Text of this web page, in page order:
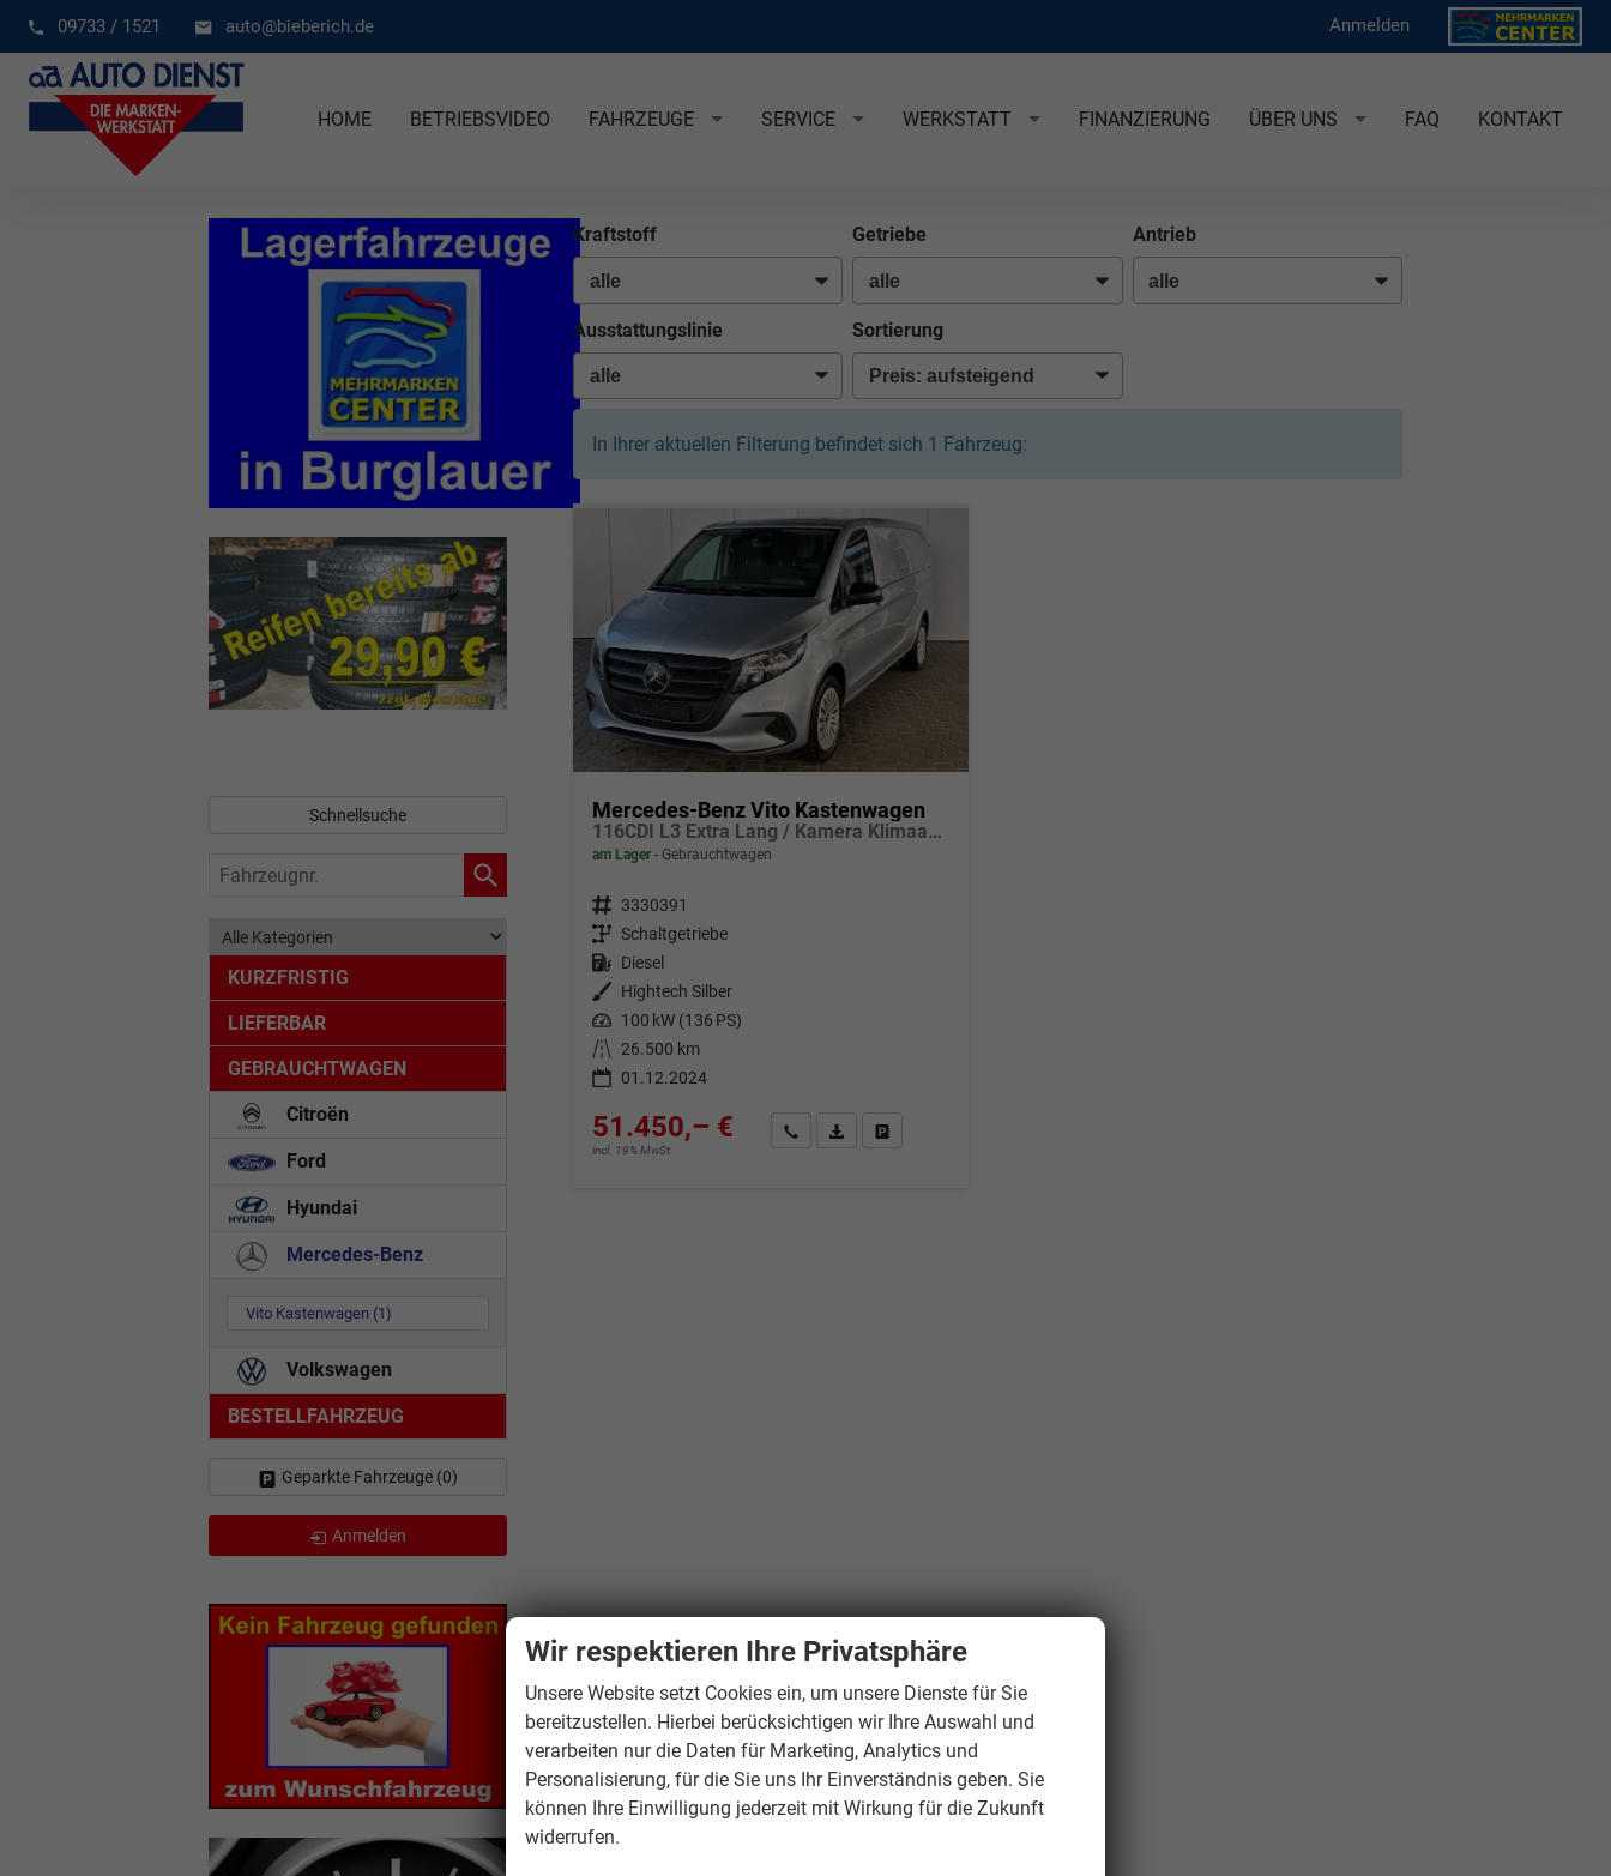
09733 / 1521 auto@bieberich.de Anmelden
HOME BETRIEBSVIDEO FAHRZEUGE SERVICE WERKSTATT FINANZIERUNG ÜBER UNS FAQ KONTAKT
Kraftstoff Getriebe Antrieb
Ausstattungslinie Sortierung
In Ihrer aktuellen Filterung befindet sich 1 Fahrzeug:
Mercedes-Benz Vito Kastenwagen
116CDI L3 Extra Lang / Kamera Klimaautom./ AHK Carplay Allwetter
am Lager Gebrauchtwagen
Fahrzeugnr. 3330391
Getriebe Schaltgetriebe
Kraftstoff Diesel
Außenfarbe
Hightech Silber
Leistung 100 kW (136 PS)
Kilometerstand
26.500 km
01.12.2024
51.450,– €
incl. 19% MwSt.
Wir rufen Sie an
Fahrzeugexposé (PDF)
Fahrzeug parken
Schnellsuche
Fahrzeugnr.
KURZFRISTIG
LIEFERBAR
GEBRAUCHTWAGEN
Citroën
Ford
Hyundai
Mercedes-Benz
Vito Kastenwagen (1)
Volkswagen
BESTELLFAHRZEUG
Geparkte Fahrzeuge (0)
Anmelden
Wir respektieren Ihre Privatsphäre
Unsere Website setzt Cookies ein, um unsere Dienste für Sie
bereitzustellen. Hierbei berücksichtigen wir Ihre Auswahl und
verarbeiten nur die Daten für Marketing, Analytics und
Personalisierung, für die Sie uns Ihr Einverständnis geben. Sie
können Ihre Einwilligung jederzeit mit Wirkung für die Zukunft
widerrufen.